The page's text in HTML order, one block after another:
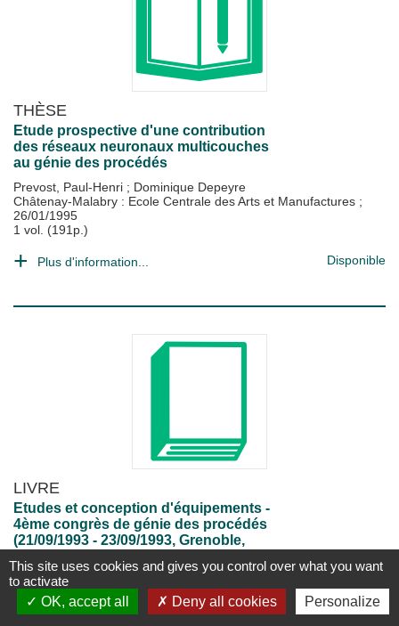
THÈSE
Etude prospective d'une contribution
des réseaux neuronaux multicouches
au génie des procédés
Prevost, Paul-Henri ; Dominique Depeyre
Châtenay-Malabry : Ecole Centrale des Arts et Manufactures ;
26/01/1995
1 vol. (191p.)
Plus d'information... Disponible
LIVRE
Etudes et conception d'équipements -
4ème congrès de génie des procédés
(21/09/1993 - 23/09/1993, Grenoble,
C. Jallut
TOULOUSE : Groupe Français de Génie des Procédés
1993
424 p.
This site uses cookies and gives you control over what you want
to activate
OK, accept all
Deny all cookies Personalize